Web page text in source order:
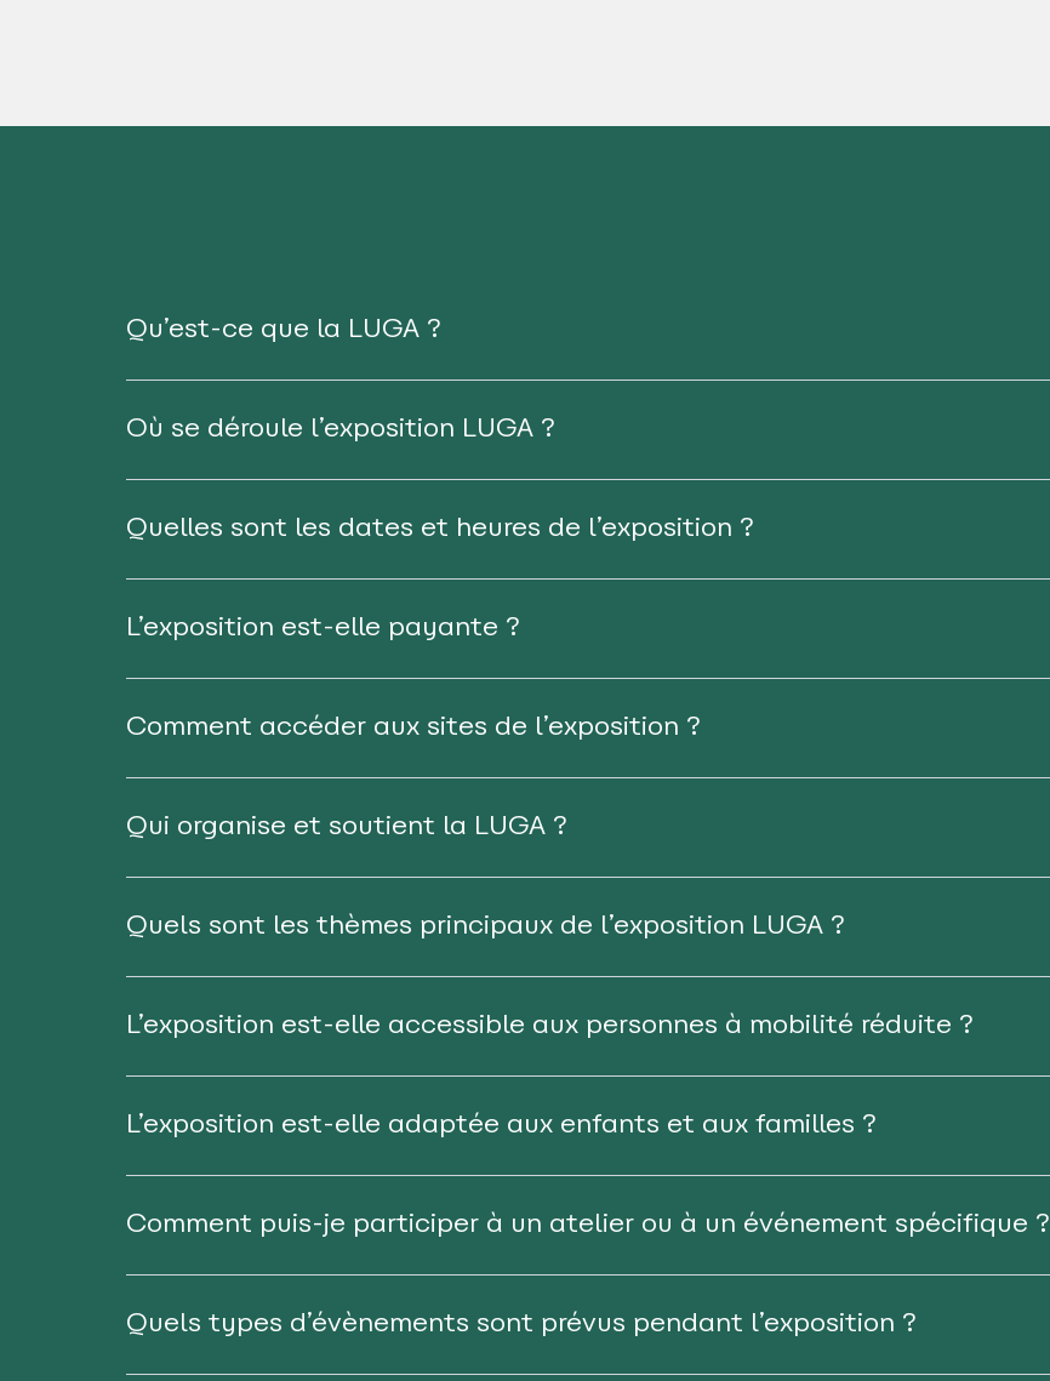
Qu’est-ce que la LUGA ?
Où se déroule l’exposition LUGA ?
Quelles sont les dates et heures de l’exposition ?
L’exposition est-elle payante ?
Comment accéder aux sites de l’exposition ?
Qui organise et soutient la LUGA ?
Quels sont les thèmes principaux de l’exposition LUGA ?
L’exposition est-elle accessible aux personnes à mobilité réduite ?
L’exposition est-elle adaptée aux enfants et aux familles ?
Comment puis-je participer à un atelier ou à un événement spécifique ?
Quels types d’évènements sont prévus pendant l’exposition ?